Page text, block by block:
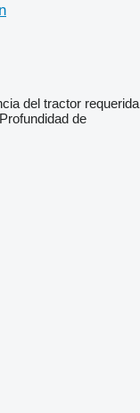
del tractor requerida
Profundidad de